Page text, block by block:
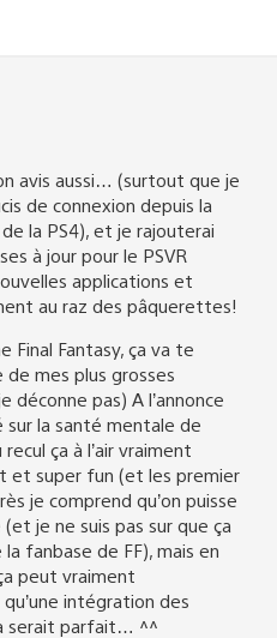
avis aussi… (surtout que je
de connexion depuis la
la PS4), et je rajouterai
à jour pour le PSVR
applications et
au raz des pâquerettes!
Final Fantasy, ça va te
de mes plus grosses
pas) A l’annonce
sur la santé mentale de
ça à l’air vraiment
et super fun (et les premier
je comprend qu’on puisse
je ne suis pas sur que ça
fanbase de FF), mais en
peut vraiment
intégration des
serait parfait… ^^